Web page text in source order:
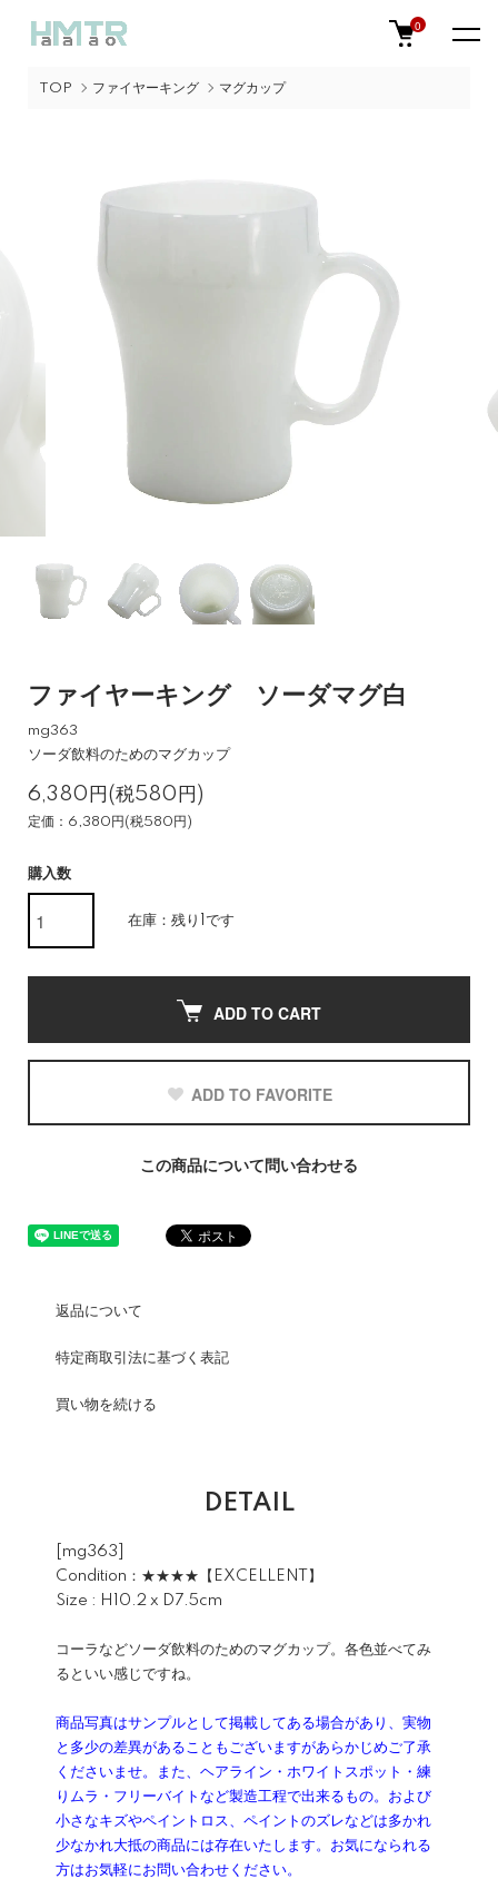
0
TOP ファイヤーキング マグカップ
ファイヤーキング ソーダマグ白
mg363
ソーダ飲料のためのマグカップ
6,380円(税580円)
定価：6,380円(税580円)
購入数
在庫：残り1です
ADD TO CART
ADD TO FAVORITE
この商品について問い合わせる
返品について
特定商取引法に基づく表記
買い物を続ける
DETAIL
[mg363]
Condition：★★★★【EXCELLENT】
Size : H10.2 x D7.5cm
コーラなどソーダ飲料のためのマグカップ。各色並べてみ
るといい感じですね。
商品写真はサンプルとして掲載してある場合があり、実物
と多少の差異があることもございますがあらかじめご了承
くださいませ。また、ヘアライン・ホワイトスポット・練
りムラ・フリーバイトなど製造工程で出来るもの。および
小さなキズやペイントロス、ペイントのズレなどは多かれ
少なかれ大抵の商品には存在いたします。お気になられる
方はお気軽にお問い合わせください。